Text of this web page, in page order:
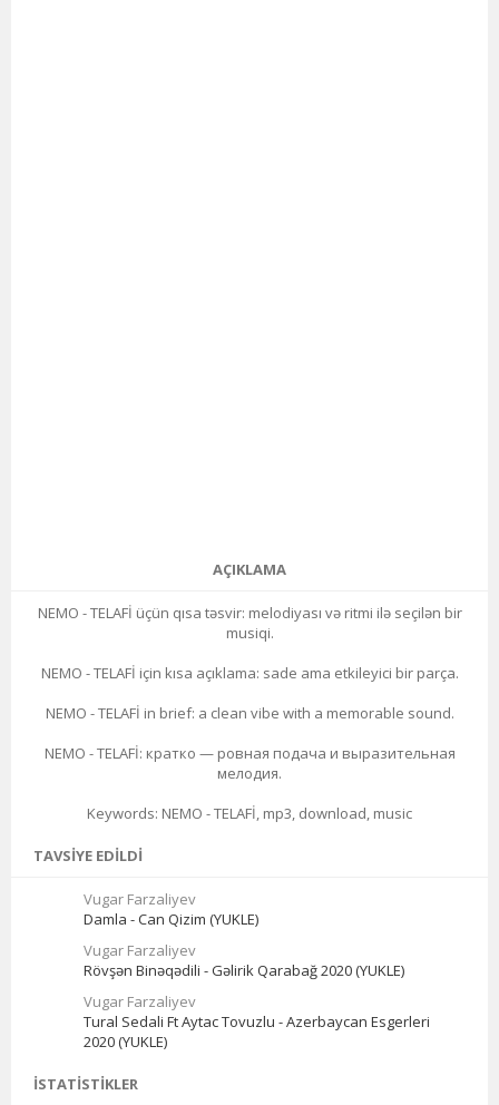
AÇIKLAMA
NEMO - TELAFİ üçün qısa təsvir: melodiyası və ritmi ilə seçilən bir
musiqi.
NEMO - TELAFİ için kısa açıklama: sade ama etkileyici bir parça.
NEMO - TELAFİ in brief: a clean vibe with a memorable sound.
NEMO - TELAFİ: кратко — ровная подача и выразительная
мелодия.
Keywords: NEMO - TELAFİ, mp3, download, music
TAVSIYE EDILDI
Vugar Farzaliyev
Damla - Can Qizim (YUKLE)
Vugar Farzaliyev
Rövşən Binəqədili - Gəlirik Qarabağ 2020 (YUKLE)
Vugar Farzaliyev
Tural Sedali Ft Aytac Tovuzlu - Azerbaycan Esgerleri
2020 (YUKLE)
İSTATISTIKLER